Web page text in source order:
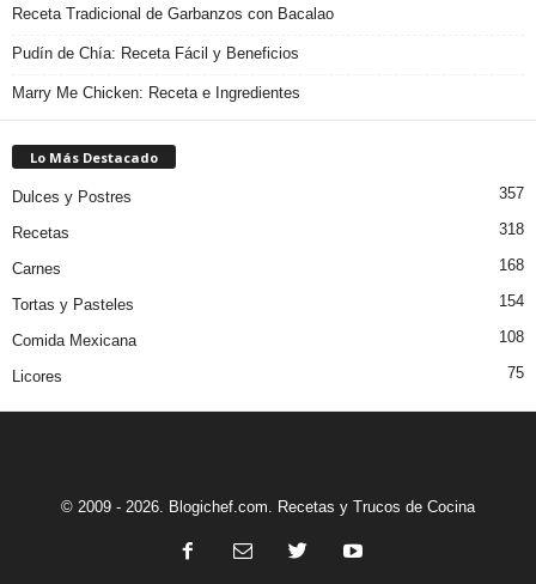
Receta Tradicional de Garbanzos con Bacalao
Pudín de Chía: Receta Fácil y Beneficios
Marry Me Chicken: Receta e Ingredientes
Lo Más Destacado
Dulces y Postres 357
Recetas 318
Carnes 168
Tortas y Pasteles 154
Comida Mexicana 108
Licores 75
© 2009 - 2026. Blogichef.com. Recetas y Trucos de Cocina